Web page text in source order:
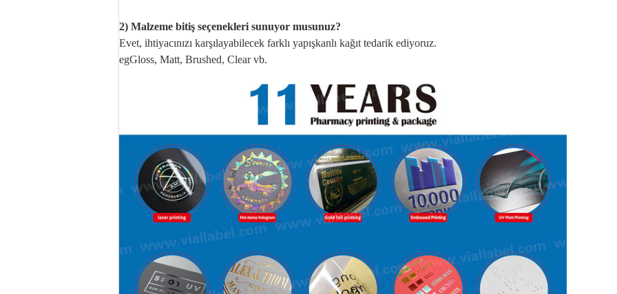
2) Malzeme bitiş seçenekleri sunuyor musunuz?
Evet, ihtiyacınızı karşılayabilecek farklı yapışkanlı kağıt tedarik ediyoruz.
egGloss, Matt, Brushed, Clear vb.